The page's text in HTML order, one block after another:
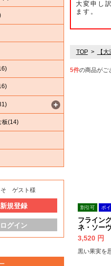
大変申し
ます。
TOP 【
5件の商品がご
割引可 ポ
フライン
ネ・ソー
3,520 円
黒い果実を
板(14)
そ ゲスト様
新規登録
ログイン